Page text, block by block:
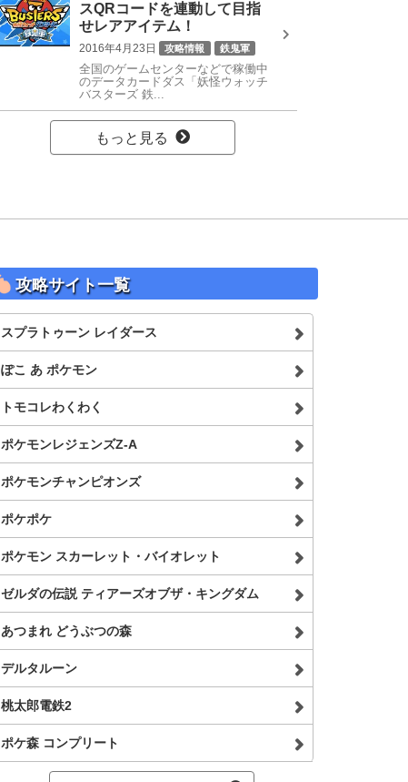
スQRコードを連動して目指
せレアアイテム！
2016年4月23日 攻略情報 鉄鬼軍
全国のゲームセンターなどで稼働中
のデータカードダス「妖怪ウォッチ
バスターズ 鉄...
もっと見る
攻略サイト一覧
スプラトゥーン レイダース
ぽこ あ ポケモン
トモコレわくわく
ポケモンレジェンズZ-A
ポケモンチャンピオンズ
ポケポケ
ポケモン スカーレット・バイオレット
ゼルダの伝説 ティアーズオブザ・キングダム
あつまれ どうぶつの森
デルタルーン
桃太郎電鉄2
ポケ森 コンプリート